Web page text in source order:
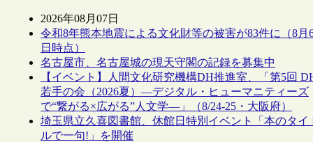
2026年08月07日
令和8年熊本地震による文化財等の被害が83件に（8月
日時点）
名古屋市、名古屋城の現天守閣の記録を募集中
【イベント】人間文化研究機構DH推進室、「第5回
若手の会（2026夏）―デジタル・ヒューマニティーズ
で“繋がる×広がる”人文学―」（8/24-25・大阪府）
埼玉県立久喜図書館、休館日特別イベント「本のタイ
ルで一句!」を開催